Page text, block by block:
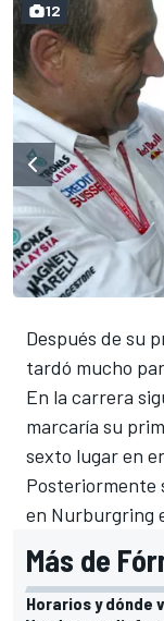
Después de su
tardó mucho
En la carrera
marcaría su
sexto lugar en
Posteriormente
en Nurburgring
12
Más de
Horarios y dónde